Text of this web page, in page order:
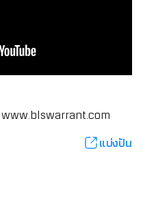
www.blswarrant.com
แบ่งปัน